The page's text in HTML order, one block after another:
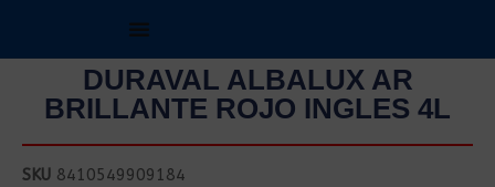
DURAVAL ALBALUX AR
BRILLANTE ROJO INGLES 4L
SKU 8410549909184